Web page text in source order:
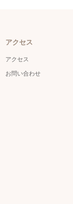
アクセス
アクセス
お問い合わせ